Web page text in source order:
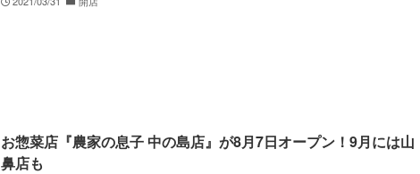
お惣菜店『農家の息子 中の島店』が8月7日オープン！9月には山
鼻店も